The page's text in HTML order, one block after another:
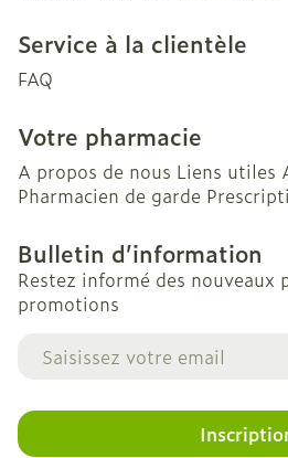
Service à la clientèle
FAQ
Votre pharmacie
A propos de nous Liens utiles
Pharmacien de garde
Bulletin d’information
Restez informé des nouveaux
promotions
Adresse mail